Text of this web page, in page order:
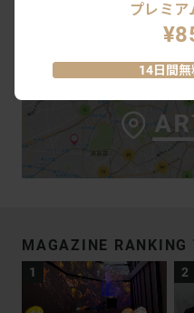
#ときの忘れ
MAGAZINE RANKING
プレミア
14日間